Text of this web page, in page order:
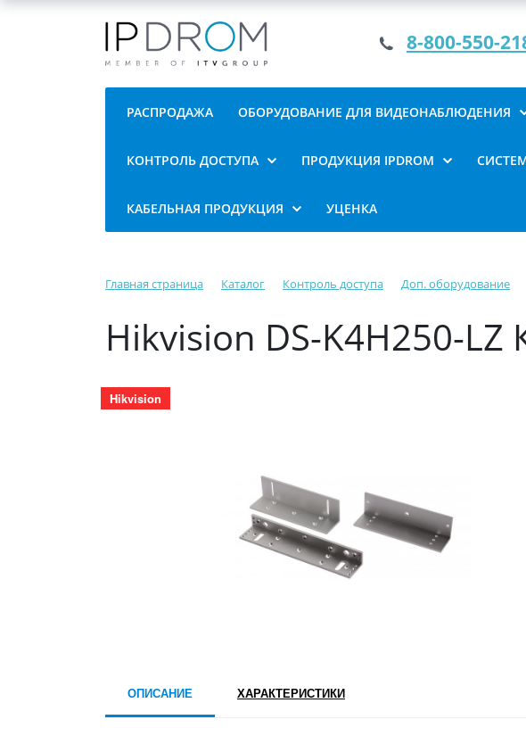
8-800-550-
РАСПРОДАЖА ОБОРУДОВАНИЕ ДЛЯ ВИДЕОНАБЛЮДЕНИЯ
КОНТРОЛЬ ДОСТУПА ПРОДУКЦИЯ IPDROM
КАБЕЛЬНАЯ ПРОДУКЦИЯ УЦЕНКА
Главная страница Каталог Контроль доступа Доп. оборудование
Hikvision DS-K4H250-
Hikvision
ОПИСАНИЕ ХАРАКТЕРИСТИКИ